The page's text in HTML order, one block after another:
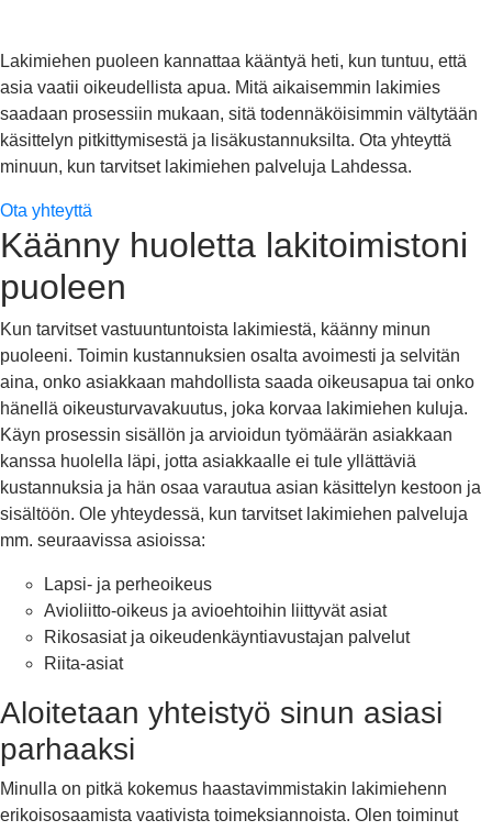
Lakimiehen puoleen kannattaa kääntyä heti, kun tuntuu, että
asia vaatii oikeudellista apua. Mitä aikaisemmin lakimies
saadaan prosessiin mukaan, sitä todennäköisimmin vältytään
käsittelyn pitkittymisestä ja lisäkustannuksilta. Ota yhteyttä
minuun, kun tarvitset lakimiehen palveluja Lahdessa.
Ota yhteyttä
Käänny huoletta lakitoimistoni
puoleen
Kun tarvitset vastuuntuntoista lakimiestä, käänny minun
puoleeni. Toimin kustannuksien osalta avoimesti ja selvitän
aina, onko asiakkaan mahdollista saada oikeusapua tai onko
hänellä oikeusturvavakuutus, joka korvaa lakimiehen kuluja.
Käyn prosessin sisällön ja arvioidun työmäärän asiakkaan
kanssa huolella läpi, jotta asiakkaalle ei tule yllättäviä
kustannuksia ja hän osaa varautua asian käsittelyn kestoon ja
sisältöön. Ole yhteydessä, kun tarvitset lakimiehen palveluja
mm. seuraavissa asioissa:
Lapsi- ja perheoikeus
Avioliitto-oikeus ja avioehtoihin liittyvät asiat
Rikosasiat ja oikeudenkäyntiavustajan palvelut
Riita-asiat
Aloitetaan yhteistyö sinun asiasi
parhaaksi
Minulla on pitkä kokemus haastavimmistakin lakimiehenn
erikoisosaamista vaativista toimeksiannoista. Olen toiminut